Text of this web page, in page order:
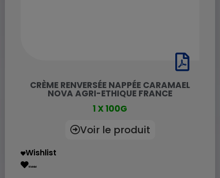
CRÈME RENVERSÉE NAPPÉE CARAMAEL
NOVA AGRI-ETHIQUE FRANCE
1 X 100G
Voir le produit
Wishlist
Wishlist